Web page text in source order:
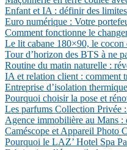
Enfant et IA : définir des
Euro numérique : Votre
Comment fonctionne le
Le lit cabane 180×90, le cocon
Tour d’horizon des BTS à ne
Routine du matin naturelle :
IA et relation client : comment
Entreprise d’isolation
Pourquoi choisir la pose et
Les parfums Collection Privée
Agence immobilière au Mans :
Caméscope et Appareil Photo
Pourquoi le LAZ’ Hotel Spa